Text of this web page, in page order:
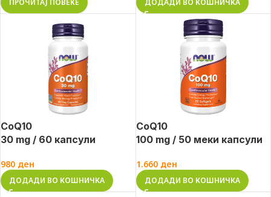
ПРОЧИТАЈ ПОВЕЌЕ ДОДАДИ ВО КОШНИЧКА
CoQ10
30 mg / 60 капсули
980 ден
ДОДАДИ ВО КОШНИЧКА
CoQ10
100 mg / 50 меки капсули
1.660 ден
ДОДАДИ ВО КОШНИЧКА